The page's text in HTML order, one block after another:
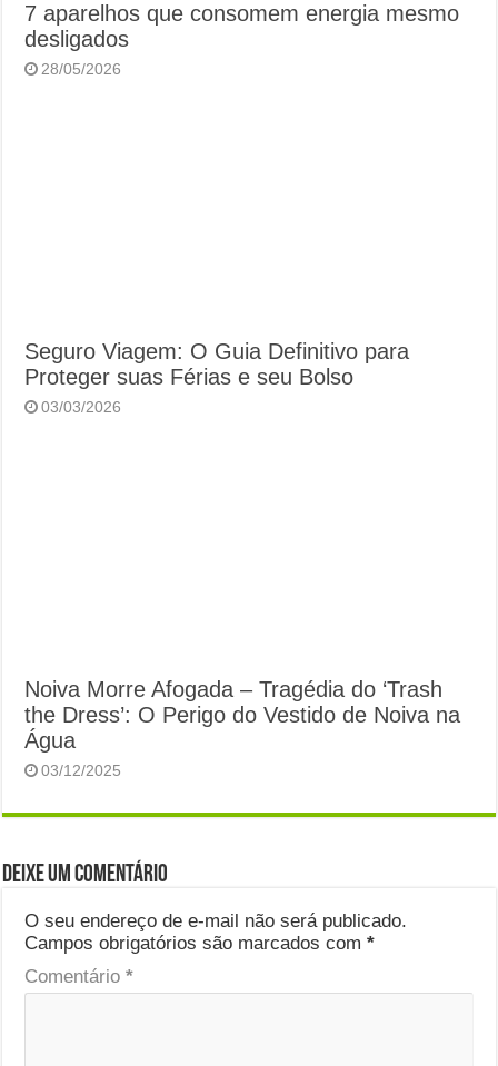
7 aparelhos que consomem energia mesmo
desligados
28/05/2026
Seguro Viagem: O Guia Definitivo para
Proteger suas Férias e seu Bolso
03/03/2026
Noiva Morre Afogada – Tragédia do ‘Trash
the Dress’: O Perigo do Vestido de Noiva na
Água
03/12/2025
Deixe um comentário
O seu endereço de e-mail não será publicado.
Campos obrigatórios são marcados com*
Comentário*